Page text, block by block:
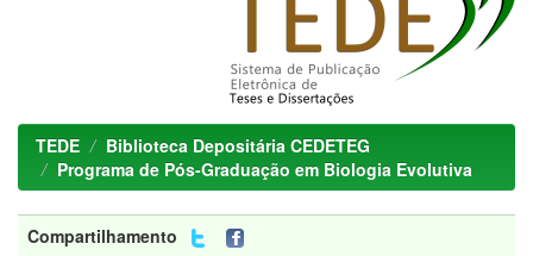
TEDE
Biblioteca Depositária CEDETEG
Programa de Pós-Graduação em Biologia Evolutiva
Compartilhamento